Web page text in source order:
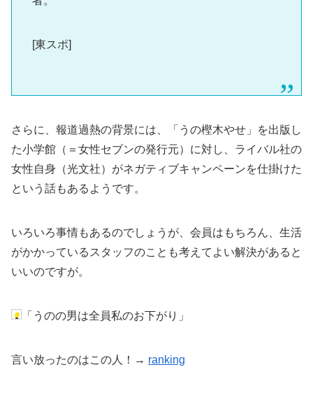
[東スポ]
さらに、報道過熱の背景には、「うの樫木やせ」を出版し
た小学館（＝女性セブンの発行元）に対し、ライバル社の
女性自身（光文社）がネガティブキャンペーンを仕掛けた
という話もあるようです。
いろいろ事情もあるのでしょうが、会員はもちろん、生活
がかかっているスタッフのことも考えてよい解決があると
いいのですが。
「うのの男は全員私のお下がり」
言い放ったのはこの人！→ ranking